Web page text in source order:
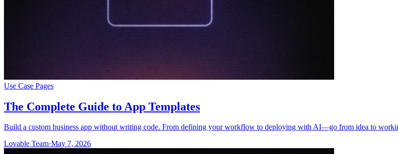
Use Case Pages
The Complete Guide to App Templates
Build a custom business app without writing code. From defining your workflow to deploying with AI—go from idea to
Lovable Team·May 7, 2026